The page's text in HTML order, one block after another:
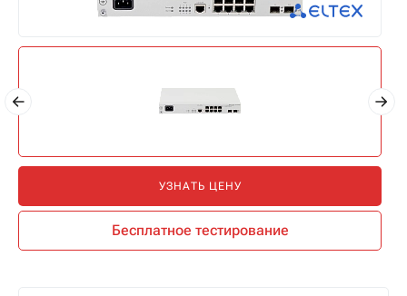
УЗНАТЬ ЦЕНУ
Бесплатное тестирование